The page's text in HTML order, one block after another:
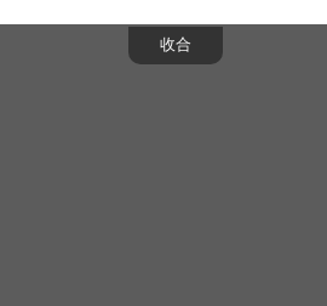
收合